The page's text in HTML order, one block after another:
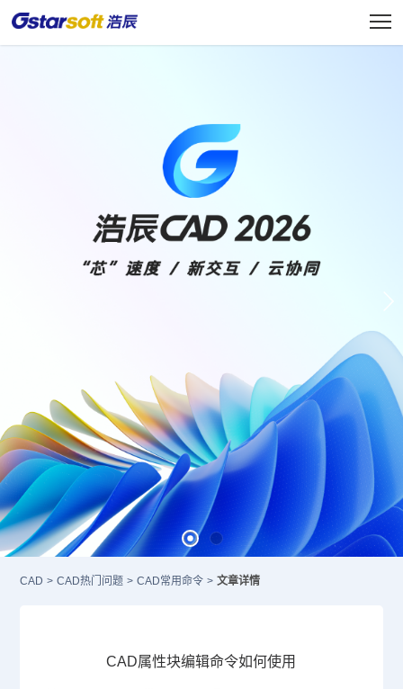
CAD > CAD热门问题 > CAD常用命令 > 文章详情
CAD属性块编辑命令如何使用